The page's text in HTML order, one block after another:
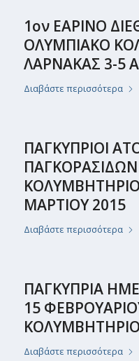
1ον ΕΑΡΙΝΟ
ΟΛΥΜΠΙΑΚΟ
ΛΑΡΝΑΚΑΣ 3-5
Διαβάστε περισσότερα
ΠΑΓΚΥΠΡΙΟΙ
ΜΑΡΤΙΟΥ 2015
Διαβάστε περισσότερα
ΠΑΓΚΥΠΡΙΑ
15
Διαβάστε περισσότερα